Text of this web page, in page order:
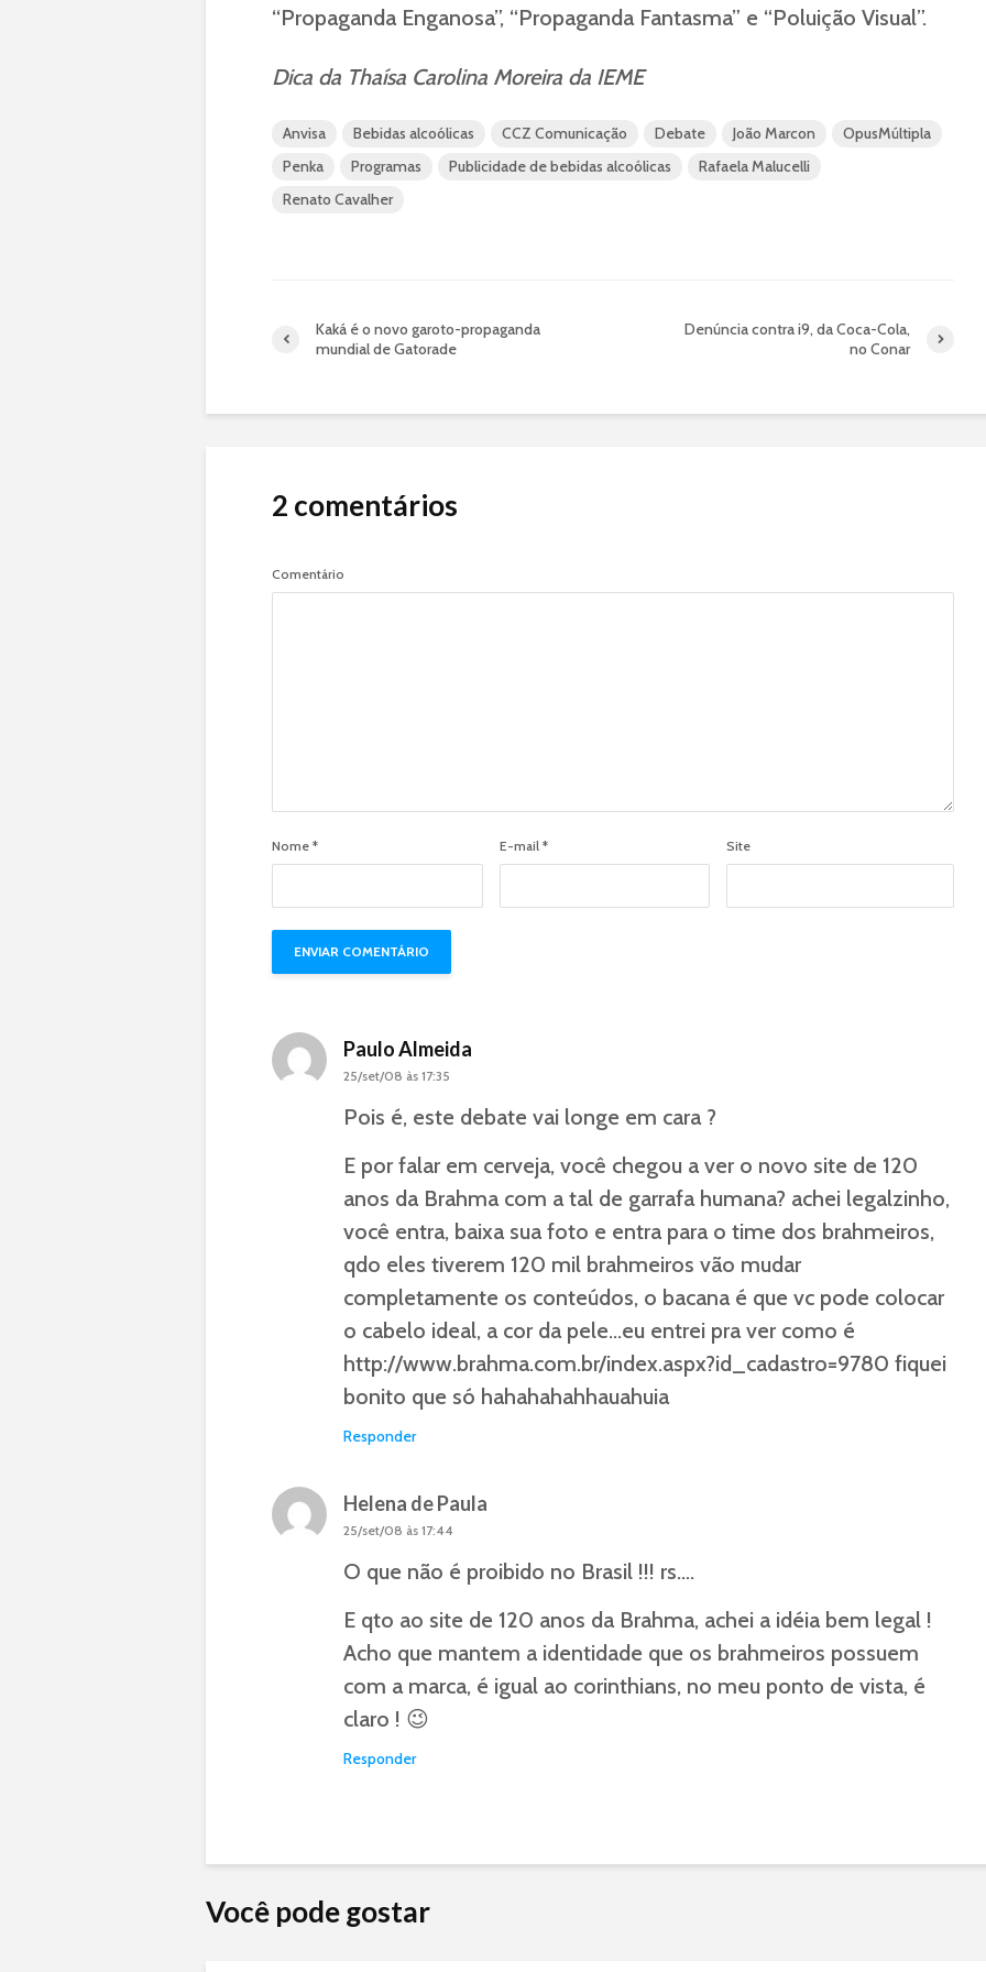
“Propaganda Enganosa”, “Propaganda Fantasma” e “Poluição Visual”.
Dica da Thaísa Carolina Moreira da IEME
Anvisa Bebidas alcoólicas CCZ Comunicação Debate João Marcon
OpusMúltipla
Penka
Programas Publicidade de bebidas alcoólicas
Rafaela Malucelli
Renato Cavalher
Kaká é o novo garoto-propaganda
mundial de Gatorade
Denúncia contra i9, da Coca-Cola,
no Conar
2 comentários
Comentário
Nome * E-mail * Site
Paulo Almeida
25/set/08 às 17:35
Pois é, este debate vai longe em cara ?
E por falar em cerveja, você chegou a ver o novo site de 120
anos da Brahma com a tal de garrafa humana? achei legalzinho,
você entra, baixa sua foto e entra para o time dos brahmeiros,
qdo eles tiverem 120 mil brahmeiros vão mudar
completamente os conteúdos, o bacana é que vc pode colocar
o cabelo ideal, a cor da pele…eu entrei pra ver como é
http://www.brahma.com.br/index.aspx?id_cadastro=9780 fiquei
bonito que só hahahahahhauahuia
Responder
Helena de Paula
25/set/08 às 17:44
O que não é proibido no Brasil !!! rs….
E qto ao site de 120 anos da Brahma, achei a idéia bem legal !
Acho que mantem a identidade que os brahmeiros possuem
com a marca, é igual ao corinthians, no meu ponto de vista, é
claro ! 😉
Responder
Você pode gostar